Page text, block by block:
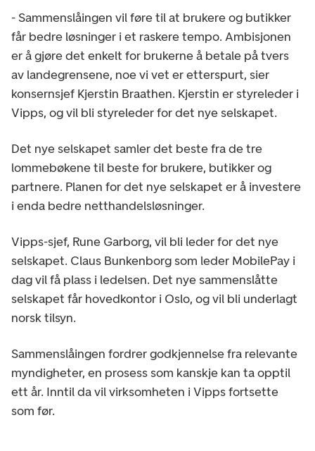
- Sammenslåingen vil føre til at brukere og butikker
får bedre løsninger i et raskere tempo. Ambisjonen
er å gjøre det enkelt for brukerne å betale på tvers
av landegrensene, noe vi vet er etterspurt, sier
konsernsjef Kjerstin Braathen. Kjerstin er styreleder i
Vipps, og vil bli styreleder for det nye selskapet.
Det nye selskapet samler det beste fra de tre
lommebøkene til beste for brukere, butikker og
partnere. Planen for det nye selskapet er å investere
i enda bedre netthandelsløsninger.
Vipps-sjef, Rune Garborg, vil bli leder for det nye
selskapet. Claus Bunkenborg som leder MobilePay i
dag vil få plass i ledelsen. Det nye sammenslåtte
selskapet får hovedkontor i Oslo, og vil bli underlagt
norsk tilsyn.
Sammenslåingen fordrer godkjennelse fra relevante
myndigheter, en prosess som kanskje kan ta opptil
ett år. Inntil da vil virksomheten i Vipps fortsette
som før.